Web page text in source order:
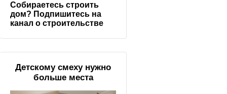
Собираетесь строить
дом? Подпишитесь на
канал о строительстве
Детскому смеху нужно
больше места